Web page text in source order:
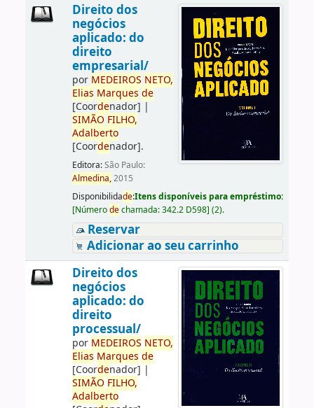
Direito dos
negócios
aplicado: do
direito
empresarial/
por MEDEIROS NETO,
Elias Marques de
[Coordenador] |
SIMÃO FILHO,
Adalberto
[Coordenador].
Editora:São Paulo:
Almedina,2015
Disponibilidade:Itens disponíveis para empréstimo:
[Númerodechamada:342.2 D598] (2).
Reservar
Adicionar ao seu carrinho
Direito dos
negócios
aplicado: do
direito
processual/
por MEDEIROS NETO,
Elias Marques de
[Coordenador] |
SIMÃO FILHO,
Adalberto